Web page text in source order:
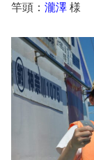
竿頭： 瀧澤 様